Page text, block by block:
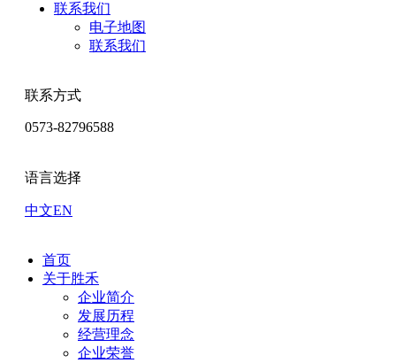
联系我们
电子地图
联系我们
联系方式
0573-82796588
语言选择
中文EN
首页
关于胜禾
企业简介
发展历程
经营理念
企业荣誉